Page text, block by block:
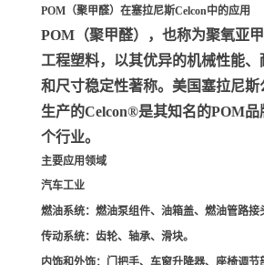
POM（聚甲醛）在塞拉尼斯Celcon中的应用
POM（聚甲醛）
，也称为聚氧亚
工程塑料，以其优异的机械性能
和尺寸稳定性著称。美国塞拉尼斯
生产的Celcon®是其知名的POM
个行业。
主要应用领域
汽车工业
燃油系统：燃油泵组件、油箱盖、燃油管路接
传动系统：齿轮、轴承、滑块。